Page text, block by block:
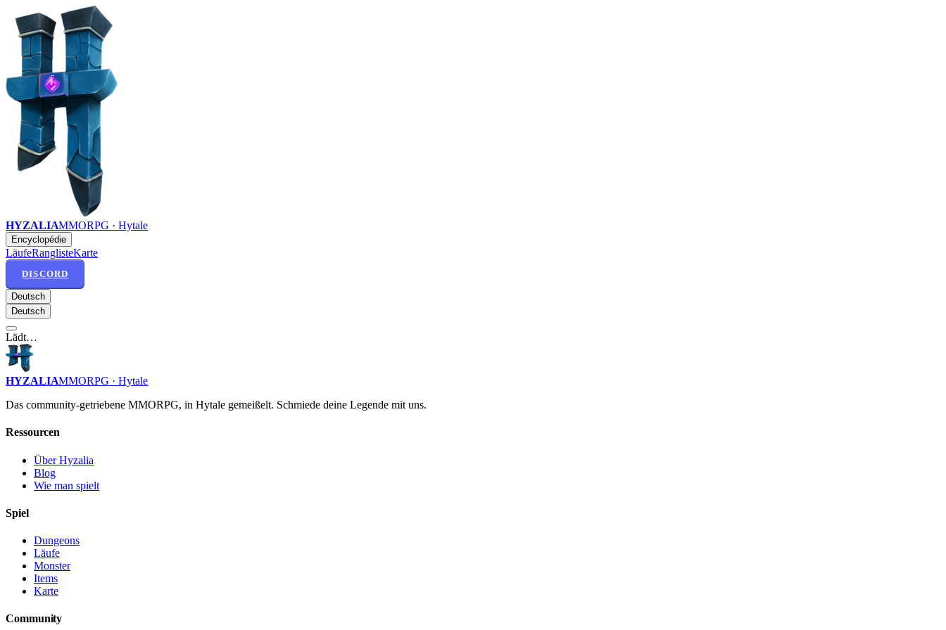
HYZALIAMMORPG · Hytale
Encyclopédie
LäufeRanglisteKarte
DISCORD
Deutsch
Deutsch
Lädt…
HYZALIAMMORPG · Hytale
Das community-getriebene MMORPG, in Hytale gemeißelt. Schmiede deine Legende mit uns.
Ressourcen
Über Hyzalia
Blog
Wie man spielt
Spiel
Dungeons
Läufe
Monster
Items
Karte
Community